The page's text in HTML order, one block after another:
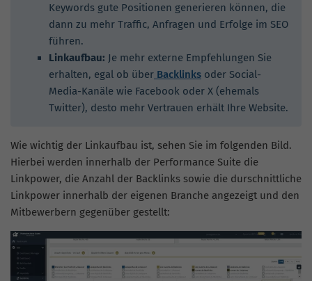
Keywords gute Positionen generieren können, die
dann zu mehr Traffic, Anfragen und Erfolge im SEO
führen.
Linkaufbau: Je mehr externe Empfehlungen Sie
erhalten, egal ob über Backlinks oder Social-
Media-Kanäle wie Facebook oder X (ehemals
Twitter), desto mehr Vertrauen erhält Ihre Website.
Wie wichtig der Linkaufbau ist, sehen Sie im folgenden Bild.
Hierbei werden innerhalb der Performance Suite die
Linkpower, die Anzahl der Backlinks sowie die durschnittliche
Linkpower innerhalb der eigenen Branche angezeigt und den
Mitbewerbern gegenüber gestellt: